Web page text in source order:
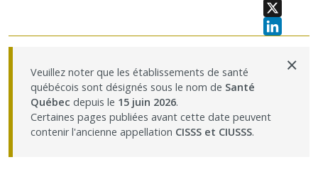
Facebook
X
Veuillez noter que les établissements de santé
québécois sont désignés sous le nom de Santé
Québec depuis le 15 juin 2026.
Certaines pages publiées avant cette date peuvent
contenir l'ancienne appellation CISSS et CIUSSS.
×